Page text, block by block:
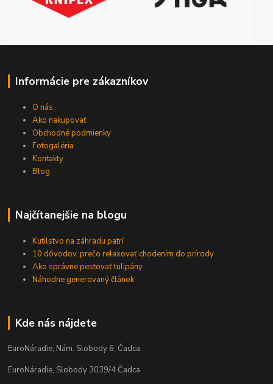
Informácie pre zákazníkov
O nás
Ako nakupovať
Obchodné podmienky
Fotogaléria
Kontakty
Blog
Najčítanejšie na blogu
Kutilstvo na záhradu patrí
10 dôvodov, prečo relaxovať chodením do prírody
Ako správne pestovať tulipány
Náhodne generovaný článok
Kde nás nájdete
EuroNáradie, Nám. Slobody 6, Čadca
EuroNáradie, Slobody 3039/4 Čadca